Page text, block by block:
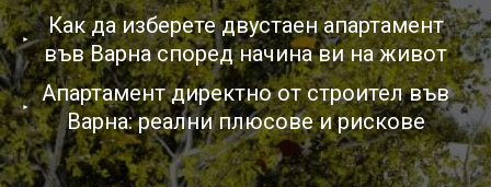
Как да изберете двустаен апартамент
във Варна според начина ви на живот
Апартамент директно от строител във
Варна: реални плюсове и рискове